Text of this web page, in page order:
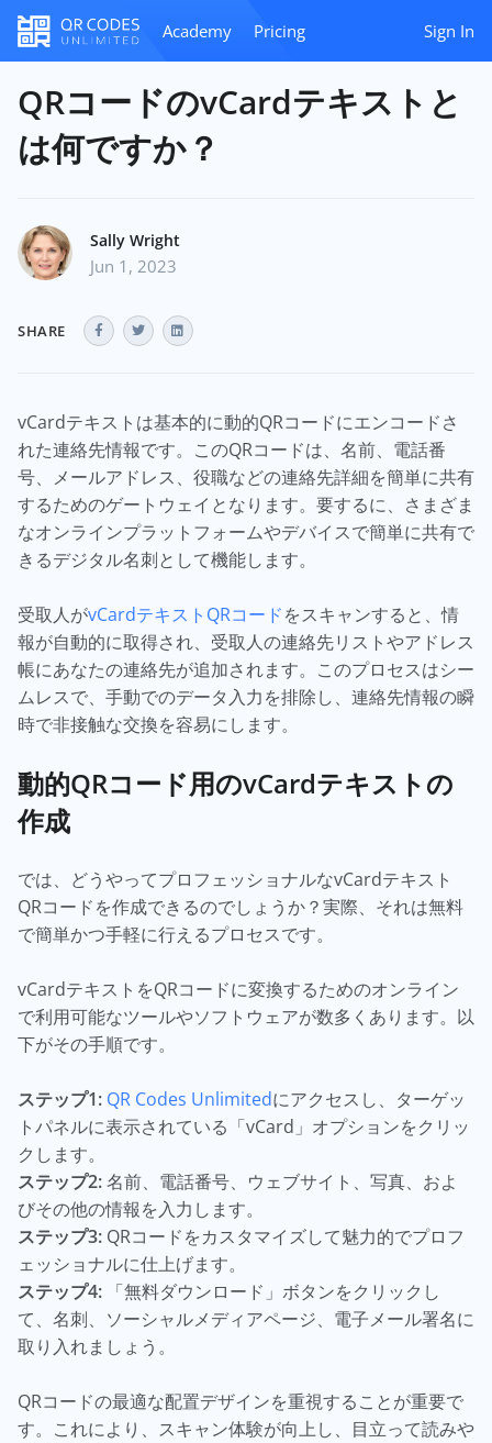
Academy Pricing Sign In
QRコードのvCardテキストと
は何ですか？
Sally Wright
Jun 1, 2023
SHARE
vCardテキストは基本的に動的QRコードにエンコードさ
れた連絡先情報です。このQRコードは、名前、電話番
号、メールアドレス、役職などの連絡先詳細を簡単に共有
するためのゲートウェイとなります。要するに、さまざま
なオンラインプラットフォームやデバイスで簡単に共有で
きるデジタル名刺として機能します。
受取人がvCardテキストQRコードをスキャンすると、情
報が自動的に取得され、受取人の連絡先リストやアドレス
帳にあなたの連絡先が追加されます。このプロセスはシー
ムレスで、手動でのデータ入力を排除し、連絡先情報の瞬
時で非接触な交換を容易にします。
動的QRコード用のvCardテキストの
作成
では、どうやってプロフェッショナルなvCardテキスト
QRコードを作成できるのでしょうか？実際、それは無料
で簡単かつ手軽に行えるプロセスです。
vCardテキストをQRコードに変換するためのオンライン
で利用可能なツールやソフトウェアが数多くあります。以
下がその手順です。
ステップ1: QR Codes Unlimitedにアクセスし、ターゲッ
トパネルに表示されている「vCard」オプションをクリッ
クします。
ステップ2:名前、電話番号、ウェブサイト、写真、およ
びその他の情報を入力します。
ステップ3: QRコードをカスタマイズして魅力的でプロフ
ェッショナルに仕上げます。
ステップ4: 「無料ダウンロード」ボタンをクリックし
て、名刺、ソーシャルメディアページ、電子メール署名に
取り入れましょう。
QRコードの最適な配置デザインを重視することが重要で
す。これにより、スキャン体験が向上し、目立って読みや